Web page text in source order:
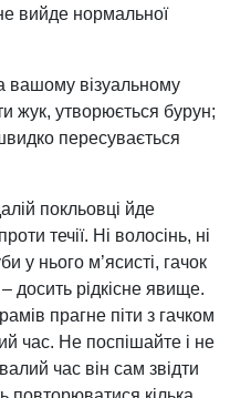
вийде нормальної
вашому візуальному
жук, утворюється бурун;
пересувається
покльовці йде
течії. Ні волосінь, ні
у нього м’ясисті, гачок
досить рідкісне явище.
прагне піти з гачком
час. Не поспішайте і не
час він сам звідти